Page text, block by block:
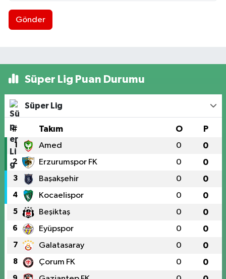
Gönder
Süper Lig Puan Durumu
Süper Lig
# Takım O P
1 Amed 0 0
2 Erzurumspor FK 0 0
3 Başakşehir 0 0
4 Kocaelispor 0 0
5 Beşiktaş 0 0
6 Eyüpspor 0 0
7 Galatasaray 0 0
8 Çorum FK 0 0